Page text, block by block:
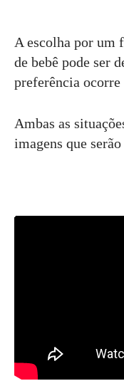
A escolha por um
de bebê pode ser
preferência ocorre
Ambas as
imagens que